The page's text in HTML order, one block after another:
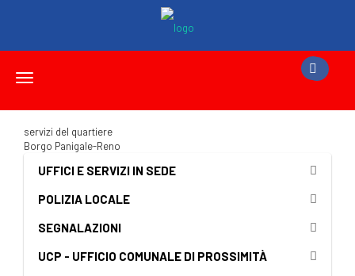
Toggle
servizi del quartiere
Borgo Panigale-Reno
UFFICI E SERVIZI IN SEDE
POLIZIA LOCALE
SEGNALAZIONI
UCP - UFFICIO COMUNALE DI PROSSIMITÀ